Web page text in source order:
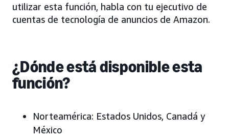
utilizar esta función, habla con tu ejecutivo de
cuentas de tecnología de anuncios de Amazon.
¿Dónde está disponible esta
función?
Norteamérica: Estados Unidos, Canadá y
México